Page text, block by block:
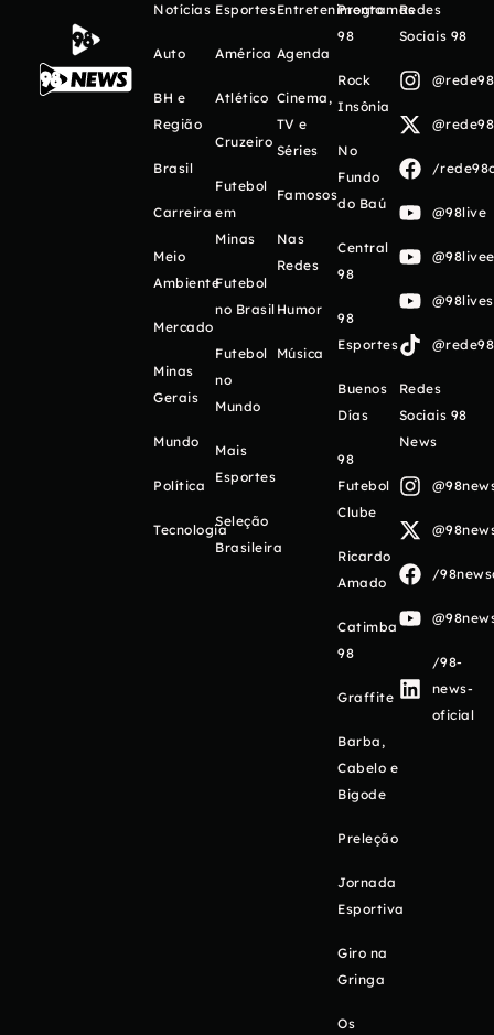
Notícias
Auto
BH e
Região
Brasil
Carreira
Meio
Ambiente
Mercado
Minas
Gerais
Mundo
Política
Tecnologia
Esportes
América
Atlético
Cruzeiro
Futebol
em
Minas
Futebol
no Brasil
Futebol
no
Mundo
Mais
Esportes
Seleção
Brasileira
Entretenimento
Agenda
Cinema,
TV e
Séries
Famosos
Nas
Redes
Humor
Música
Programas
98
Rock
Insônia
No
Fundo
do Baú
Central
98
98
Esportes
Buenos
Días
98
Futebol
Clube
Ricardo
Amado
Catimba
98
Graffite
Barba,
Cabelo e
Bigode
Preleção
Jornada
Esportiva
Giro na
Gringa
Os
Redes
Sociais 98
/
@98live
Redes
Sociais 98
News
/
/98-
news-
oficial